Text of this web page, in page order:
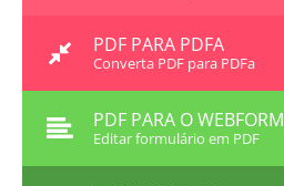
PDF PARA PDFA
Converta PDF para PDFa
PDF PARA O WEBFORM
Editar formulário em PDF